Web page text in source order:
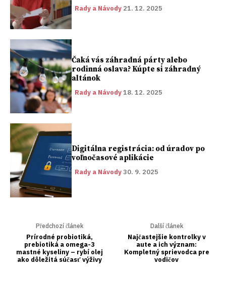
Rady a Návody 21. 12. 2025
Čaká vás záhradná párty alebo
rodinná oslava? Kúpte si záhradný
altánok
Rady a Návody18. 12. 2025
Digitálna registrácia: od úradov po
voľnočasové aplikácie
Rady a Návody30. 9. 2025
Předchozí článek
Prírodné probiotiká,
prebiotiká a omega-3
mastné kyseliny – rybí olej
ako dôležitá súčasť výživy
Další článek
Najčastejšie kontrolky v
aute a ich význam:
Kompletný sprievodca pre
vodičov